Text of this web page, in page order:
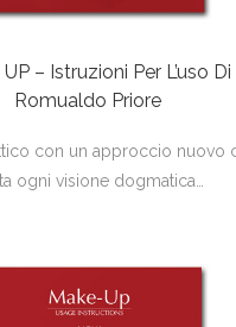
– Istruzioni Per L’uso Di
Romualdo Priore
con un approccio nuovo
ogni visione dogmatica…